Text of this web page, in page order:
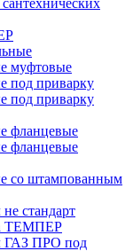
муфтовые
под приварку
под приварку
фланцевые
фланцевые
со штампованным
стандарт
ТЕМПЕР
ГАЗ ПРО под